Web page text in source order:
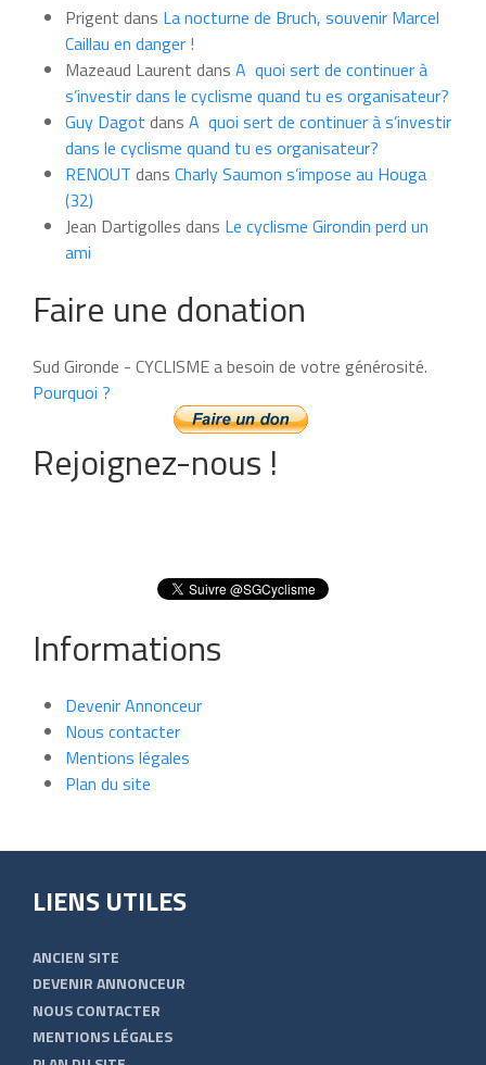
moisPrigent dans La nocturne de Bruch, souvenir Marcel
Caillau en danger !
Mazeaud Laurent dans A quoi sert de continuer à
s’investir dans le cyclisme quand tu es organisateur?
Guy Dagot dans A quoi sert de continuer à s’investir
dans le cyclisme quand tu es organisateur?
RENOUT dans Charly Saumon s’impose au Houga
(32)
Jean Dartigolles dans Le cyclisme Girondin perd un
ami
Faire une donation
Sud Gironde - CYCLISME a besoin de votre générosité.
Pourquoi ?
Rejoignez-nous !
Informations
Devenir Annonceur
Nous contacter
Mentions légales
Plan du site
LIENS UTILES
ANCIEN SITE
DEVENIR ANNONCEUR
NOUS CONTACTER
MENTIONS LÉGALES